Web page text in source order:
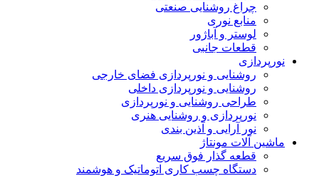
چراغ روشنایی صنعتی
منابع نوری
لوستر و آباژور
قطعات جانبی
نورپردازی
روشنایی و نورپردازی فضای خارجی
روشنایی و نورپردازی داخلی
طراحی روشنایی و نورپردازی
نورپردازی و روشنایی هنری
نور آرایی و آذین بندی
ماشین آلات مونتاژ
قطعه گذار فوق سریع
دستگاه چسب کاری اتوماتیک و هوشمند